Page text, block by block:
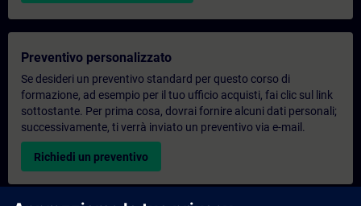
Preventivo personalizzato
Se desideri un preventivo standard per questo corso di
formazione, ad esempio per il tuo ufficio acquisti, fai clic sul link
sottostante. Per prima cosa, dovrai fornire alcuni dati personali;
successivamente, ti verrà inviato un preventivo via e-mail.
Richiedi un preventivo